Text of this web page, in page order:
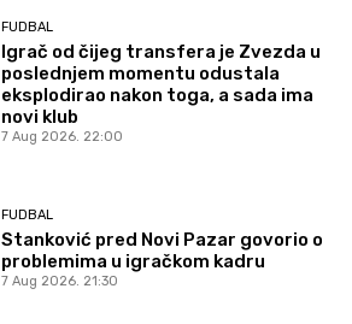
FUDBAL
Igrač od čijeg transfera je Zvezda u
poslednjem momentu odustala
eksplodirao nakon toga, a sada ima
novi klub
7 Aug 2026. 22:00
FUDBAL
Stanković pred Novi Pazar govorio o
problemima u igračkom kadru
7 Aug 2026. 21:30